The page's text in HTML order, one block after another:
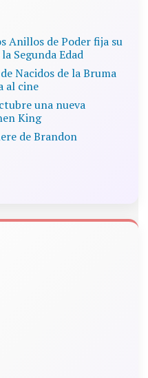
Anillos de Poder fija su
Segunda Edad
Nacidos de la Bruma
al cine
una nueva
King
de Brandon